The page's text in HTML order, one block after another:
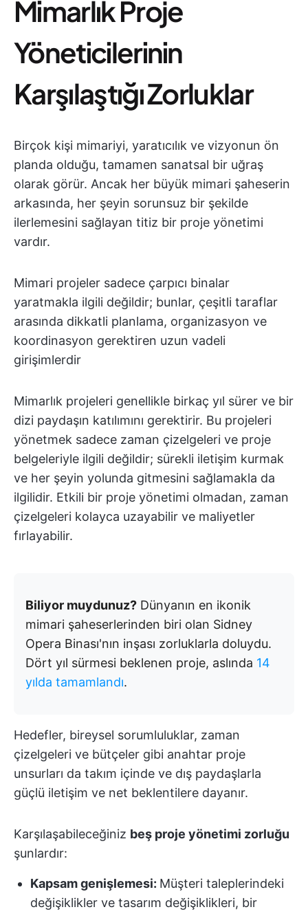
Mimarlık Proje
Yöneticilerinin
Karşılaştığı Zorluklar
Birçok kişi mimariyi, yaratıcılık ve vizyonun ön
planda olduğu, tamamen sanatsal bir uğraş
olarak görür. Ancak her büyük mimari şaheserin
arkasında, her şeyin sorunsuz bir şekilde
ilerlemesini sağlayan titiz bir proje yönetimi
vardır.
Mimari projeler sadece çarpıcı binalar
yaratmakla ilgili değildir; bunlar, çeşitli taraflar
arasında dikkatli planlama, organizasyon ve
koordinasyon gerektiren uzun vadeli
girişimlerdir
Mimarlık projeleri genellikle birkaç yıl sürer ve bir
dizi paydaşın katılımını gerektirir. Bu projeleri
yönetmek sadece zaman çizelgeleri ve proje
belgeleriyle ilgili değildir; sürekli iletişim kurmak
ve her şeyin yolunda gitmesini sağlamakla da
ilgilidir. Etkili bir proje yönetimi olmadan, zaman
çizelgeleri kolayca uzayabilir ve maliyetler
fırlayabilir.
Biliyor muydunuz? Dünyanın en ikonik
mimari şaheserlerinden biri olan Sidney
Opera Binası'nın inşası zorluklarla doluydu.
Dört yıl sürmesi beklenen proje, aslında 14
yılda tamamlandı.
Hedefler, bireysel sorumluluklar, zaman
çizelgeleri ve bütçeler gibi anahtar proje
unsurları da takım içinde ve dış paydaşlarla
güçlü iletişim ve net beklentilere dayanır.
Karşılaşabileceğiniz beş proje yönetimi zorluğu
şunlardır:
Kapsam genişlemesi: Müşteri taleplerindeki
değişiklikler ve tasarım değişiklikleri, bir